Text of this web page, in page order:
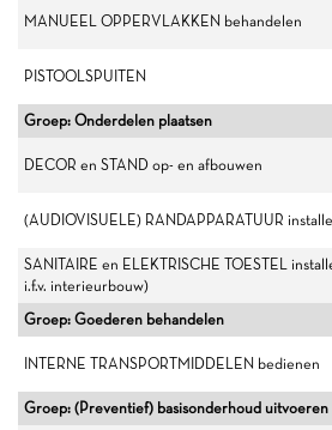
MANUEEL OPPERVLAKKEN behandelen
PISTOOLSPUITEN
Groep: Onderdelen plaatsen
DECOR en STAND op- en afbouwen
(AUDIOVISUELE) RANDAPPARATUUR
SANITAIRE en ELEKTRISCHE TOESTEL
i.f.v. interieurbouw)
Groep: Goederen behandelen
INTERNE TRANSPORTMIDDELEN bedienen
Groep: (Preventief) basisonderhoud uitvoeren